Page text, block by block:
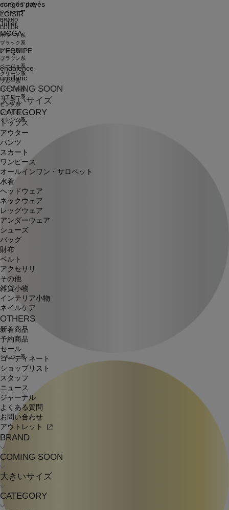
congés payés
LOISIR
Julier
MOGA
L'EQUIPE
endalence
unbilanc
COMING SOON
大きいサイズ
CATEGORY
トップス
アウター
パンツ
スカート
ワンピース
オールインワン・サロペット
水着
ヘッドウェア
ネックウェア
レッグウェア
アンダーウェア
シューズ
バッグ
財布
ベルト
アクセサリ
その他
雑貨小物
インテリア小物
ネイルケア
OTHERS
新着商品
予約商品
セール
コーディネート
ショップリスト
スタッフ
ニュース
ジャーナル
よくある質問
お問い合わせ
アウトレット
BRAND
COMING SOON
大きいサイズ
CATEGORY
インテリア小物
ネイルケア
BRAND
COLOR
ホワイト系
ブラック系
グレー系
ブラウン系
ベージュ系
グリーン系
ブルー系
パープル系
イエロー系
ピンク系
レッド系
オレンジ系
シルバー系